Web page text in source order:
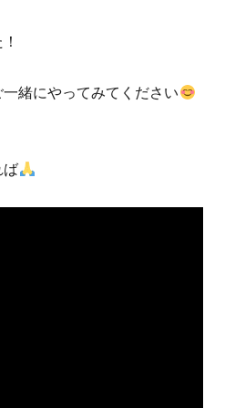
緒にやってみてください
ば